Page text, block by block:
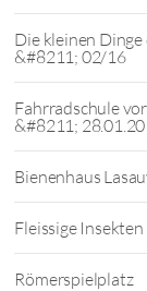
Die kleinen
&#8211; 02/16
Fahrradschule
&#8211;
Bienenhaus
Fleissige
Römerspielplatz